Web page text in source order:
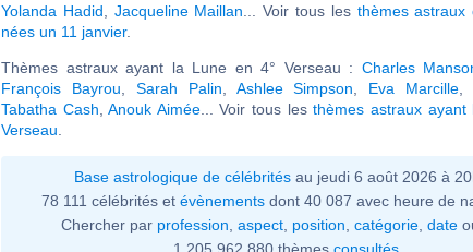
Yolanda Hadid
Jacqueline Maillan ... Voir tous les thèmes astraux
nées un 11 janvier.
Thèmes astraux ayant la Lune en 4° Verseau : Charles
François Bayrou
Sarah Palin Ashlee Simpson Eva Marcille
Tabatha Cash ,Anouk Aimée... Voir tous lesthèmes astraux ayant
Verseau
Base astrologique de célébritésau jeudi 6 août 2026 à
78 111 célébrités et évènements dont 40 087 avec heure de
Chercher par profession aspect position catégorie date
1 205 962 880 thèmes consultés